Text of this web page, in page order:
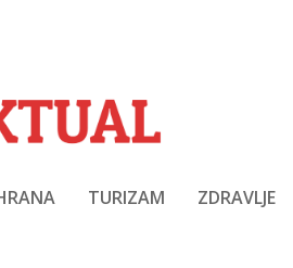
TURIZAM ZDRAVLJE